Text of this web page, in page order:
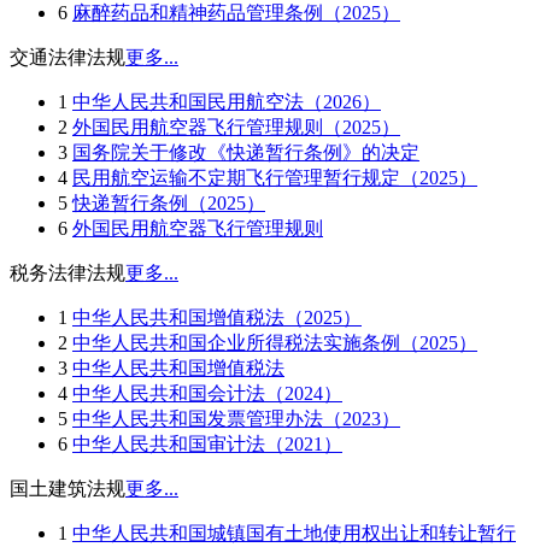
6 麻醉药品和精神药品管理条例（2025）
交通法律法规更多...
1 中华人民共和国民用航空法（2026）
2 外国民用航空器飞行管理规则（2025）
3 国务院关于修改《快递暂行条例》的决定
4 民用航空运输不定期飞行管理暂行规定（2025）
5 快递暂行条例（2025）
6 外国民用航空器飞行管理规则
税务法律法规更多...
1 中华人民共和国增值税法（2025）
2 中华人民共和国企业所得税法实施条例（2025）
3 中华人民共和国增值税法
4 中华人民共和国会计法（2024）
5 中华人民共和国发票管理办法（2023）
6 中华人民共和国审计法（2021）
国土建筑法规更多...
1 中华人民共和国城镇国有土地使用权出让和转让暂行